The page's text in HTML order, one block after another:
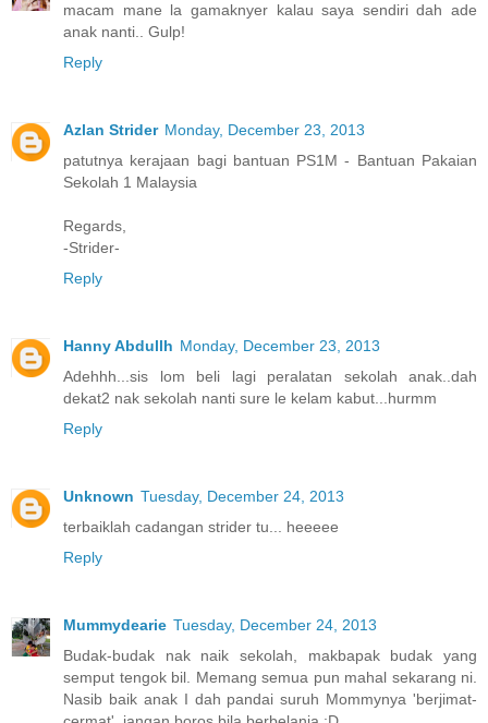
macam mane la gamaknyer kalau saya sendiri dah ade
anak nanti.. Gulp!
Reply
Azlan Strider Monday, December 23, 2013
patutnya kerajaan bagi bantuan PS1M - Bantuan Pakaian
Sekolah 1 Malaysia
Regards,
-Strider-
Reply
Hanny Abdullh Monday, December 23, 2013
Adehhh...sis lom beli lagi peralatan sekolah anak..dah
dekat2 nak sekolah nanti sure le kelam kabut...hurmm
Reply
Unknown Tuesday, December 24, 2013
terbaiklah cadangan strider tu... heeeee
Reply
Mummydearie Tuesday, December 24, 2013
Budak-budak nak naik sekolah, makbapak budak yang
semput tengok bil. Memang semua pun mahal sekarang ni.
Nasib baik anak I dah pandai suruh Mommynya 'berjimat-